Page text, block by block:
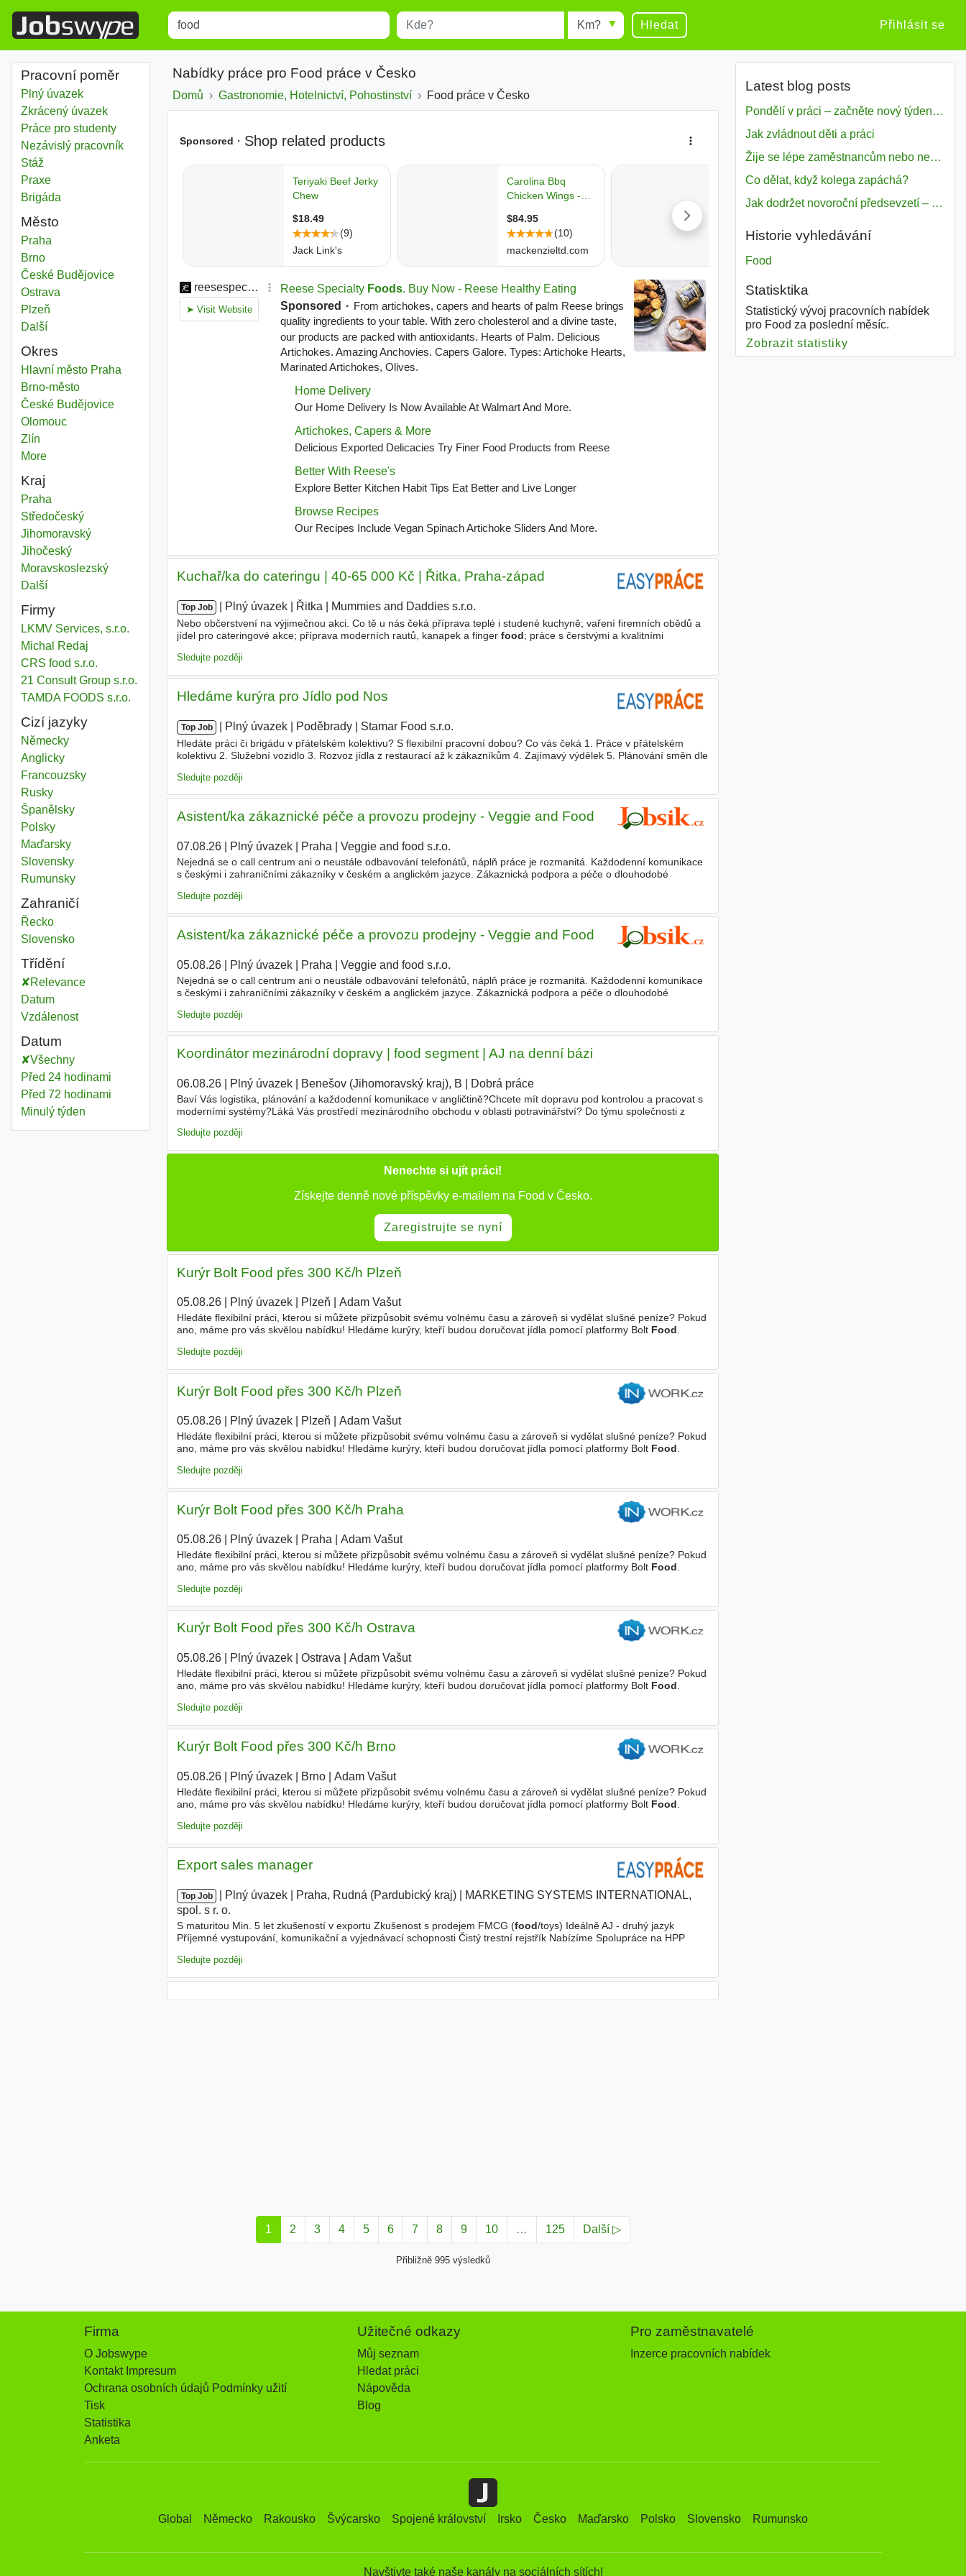
Title Místo Radius Hledat Přihlásit se
Pracovní poměr
Plný úvazek
Zkrácený úvazek
Práce pro studenty
Nezávislý pracovník
Stáž
Praxe
Brigáda
Město
Food
Praha
Food
Brno
Food
České Budějovice
Food
Ostrava
Food
Plzeň
Dalšíměsta
Okres
Food
Hlavní město Praha
Food
Brno-městoOkres
Food
České BudějoviceOkres
Food
OlomoucOkres
Food
Zlín
Moredistricts
Kraj
Food
Praha
Food
StředočeskýKraj
Food
JihomoravskýKraj
Food
JihočeskýKraj
Food
MoravskoslezskýKraj
Dalšíkraj
Firmy
LKMV Services, s.r.o.
Michal Redaj
CRS food s.r.o.
21 Consult Group s.r.o.
TAMDA FOODS s.r.o.
Cizí jazyky
Německy
Anglicky
Francouzsky
Rusky
Španělsky
Polsky
Maďarsky
Slovensky
Rumunsky
Zahraničí
Food
Řecko
Food
Slovensko
Třídění
Relevance
Datum
Vzdálenost
Datum
Všechny
Před 24 hodinami
Před 72 hodinami
Minulý týden
Nabídky práce pro Food práce v Česko
Domů Gastronomie, Hotelnictví, Pohostinství Food práce v Česko
Kuchař/ka do cateringu | 40-65 000 Kč | Řitka, Praha-západ
Top Job Plný úvazek Řitka Mummies and Daddies s.r.o.
Nebo občerstvení na výjimečnou akci. Co tě u nás čeká příprava teplé i studené kuchyně; vaření firemních obědů a
jídel pro cateringové akce; příprava moderních rautů, kanapek a finger food; práce s čerstvými a kvalitními
Sledujte později
Hledáme kurýra pro Jídlo pod Nos
Top Job Plný úvazek Poděbrady Stamar Food s.r.o.
Hledáte práci či brigádu v přátelském kolektivu? S flexibilní pracovní dobou? Co vás čeká 1. Práce v přátelském
kolektivu 2. Služební vozidlo 3. Rozvoz jídla z restaurací až k zákazníkům 4. Zajímavý výdělek 5. Plánování směn dle
Sledujte později
Asistent/ka zákaznické péče a provozu prodejny - Veggie and Food
07.08.26| Plný úvazek| Praha Veggie and food s.r.o.
Nejedná se o call centrum ani o neustále odbavování telefonátů, náplň práce je rozmanitá. Každodenní komunikace
s českými i zahraničními zákazníky v českém a anglickém jazyce. Zákaznická podpora a péče o dlouhodobé
Sledujte později
Asistent/ka zákaznické péče a provozu prodejny - Veggie and Food
05.08.26| Plný úvazek| Praha Veggie and food s.r.o.
Nejedná se o call centrum ani o neustále odbavování telefonátů, náplň práce je rozmanitá. Každodenní komunikace
s českými i zahraničními zákazníky v českém a anglickém jazyce. Zákaznická podpora a péče o dlouhodobé
Sledujte později
Koordinátor mezinárodní dopravy | food segment | AJ na denní bázi
06.08.26| Plný úvazek| Benešov (Jihomoravský kraj), B Dobrá práce
Baví Vás logistika, plánování a každodenní komunikace v angličtině?Chcete mít dopravu pod kontrolou a pracovat s
moderními systémy?Láká Vás prostředí mezinárodního obchodu v oblasti potravinářství? Do týmu společnosti z
Sledujte později
Nenechte si ujít práci!
Získejte denně nové příspěvky e-mailem na Food v Česko.
Zaregistrujte se nyní
Kurýr Bolt Food přes 300 Kč/h Plzeň
05.08.26| Plný úvazek| Plzeň Adam Vašut|
Hledáte flexibilní práci, kterou si můžete přizpůsobit svému volnému času a zároveň si vydělat slušné peníze? Pokud
ano, máme pro vás skvělou nabídku! Hledáme kurýry, kteří budou doručovat jídla pomocí platformy Bolt Food.
Sledujte později
Kurýr Bolt Food přes 300 Kč/h Plzeň
05.08.26| Plný úvazek| Plzeň Adam Vašut|
Hledáte flexibilní práci, kterou si můžete přizpůsobit svému volnému času a zároveň si vydělat slušné peníze? Pokud
ano, máme pro vás skvělou nabídku! Hledáme kurýry, kteří budou doručovat jídla pomocí platformy Bolt Food.
Sledujte později
Kurýr Bolt Food přes 300 Kč/h Praha
05.08.26| Plný úvazek| Praha Adam Vašut|
Hledáte flexibilní práci, kterou si můžete přizpůsobit svému volnému času a zároveň si vydělat slušné peníze? Pokud
ano, máme pro vás skvělou nabídku! Hledáme kurýry, kteří budou doručovat jídla pomocí platformy Bolt Food.
Sledujte později
Kurýr Bolt Food přes 300 Kč/h Ostrava
05.08.26| Plný úvazek| Ostrava Adam Vašut|
Hledáte flexibilní práci, kterou si můžete přizpůsobit svému volnému času a zároveň si vydělat slušné peníze? Pokud
ano, máme pro vás skvělou nabídku! Hledáme kurýry, kteří budou doručovat jídla pomocí platformy Bolt Food.
Sledujte později
Kurýr Bolt Food přes 300 Kč/h Brno
05.08.26| Plný úvazek| Brno| Adam Vašut|
Hledáte flexibilní práci, kterou si můžete přizpůsobit svému volnému času a zároveň si vydělat slušné peníze? Pokud
ano, máme pro vás skvělou nabídku! Hledáme kurýry, kteří budou doručovat jídla pomocí platformy Bolt Food.
Sledujte později
Export sales manager
Top Job Plný úvazek Praha, Rudná (Pardubický kraj)
MARKETING SYSTEMS INTERNATIONAL,
spol. s r. o.
S maturitou Min. 5 let zkušeností v exportu Zkušenost s prodejem FMCG (food/toys) Ideálně AJ - druhý jazyk
Příjemné vystupování, komunikační a vyjednávací schopnosti Čistý trestní rejstřík Nabízíme Spolupráce na HPP
Sledujte později
1 2 3 4 5 6 7 8 9 10 … 125 Další ▷
Přibližně 995 výsledků
Latest blog posts
Pondělí v práci – začněte nový týden s motivací
Jak zvládnout děti a práci
Žije se lépe zaměstnancům nebo nezavislým pracovníkům
Co dělat, když kolega zapáchá?
Jak dodržet novoroční předsevzetí – naše tipy pro dobrý začátek roku 2018
Historie vyhledávání
Food
Statisktika
Statistický vývoj pracovních nabídek
pro Food za poslední měsíc.
Zobrazit statistiky
Firma
O Jobswype
Kontakt Impresum
Ochrana osobních údajů Podmínky užití
Tisk
Statistika
Anketa
Užitečné odkazy
Můj seznam
Hledat práci
Nápověda
Blog
Pro zaměstnavatelé
Inzerce pracovních nabídek
Global Německo Rakousko Švýcarsko Spojené království Irsko Česko Maďarsko Polsko Slovensko Rumunsko
Navštivte také naše kanály na sociálních sítích!